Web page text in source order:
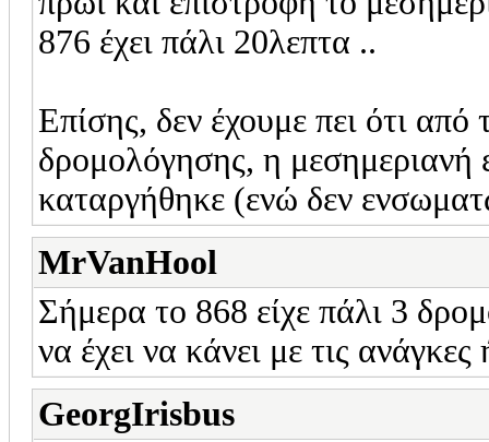
876 έχει πάλι 20λεπτα ..
Επίσης, δεν έχουμε πει ότι
δρομολόγησης, η
καταργήθηκε (ενώ δεν
MrVanHool
Σήμερα το 868 είχε πάλι 3
να έχει να κάνει με τις
GeorgIrisbus